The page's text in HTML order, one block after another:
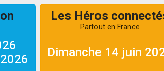
Les Héros
Partout en France
Dimanche 14 juin